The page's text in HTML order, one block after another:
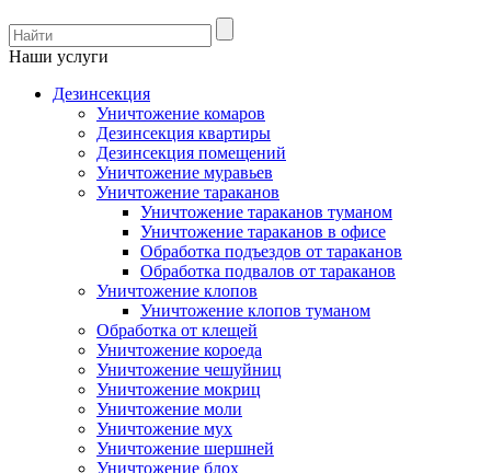
Наши услуги
Дезинсекция
Уничтожение комаров
Дезинсекция квартиры
Дезинсекция помещений
Уничтожение муравьев
Уничтожение тараканов
Уничтожение тараканов туманом
Уничтожение тараканов в офисе
Обработка подъездов от тараканов
Обработка подвалов от тараканов
Уничтожение клопов
Уничтожение клопов туманом
Обработка от клещей
Уничтожение короеда
Уничтожение чешуйниц
Уничтожение мокриц
Уничтожение моли
Уничтожение мух
Уничтожение шершней
Уничтожение блох